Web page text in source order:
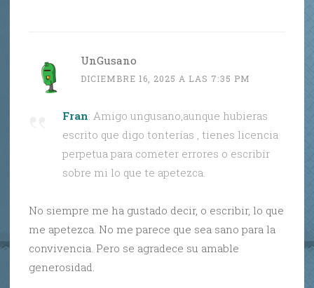
UnGusano
DICIEMBRE 16, 2025 A LAS 7:35 PM
Fran: Amigo ungusano,aunque hubieras
escrito que digo tonterías , tienes licencia
perpetua para cometer errores o escribir
sobre mi lo que te apetezca.
No siempre me ha gustado decir, o escribir, lo que
me apetezca. No me parece que sea sano para la
convivencia. Pero se agradece su amable
generosidad.